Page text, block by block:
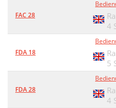
FAC 28
4
FDA 18
5
FDA 28
4